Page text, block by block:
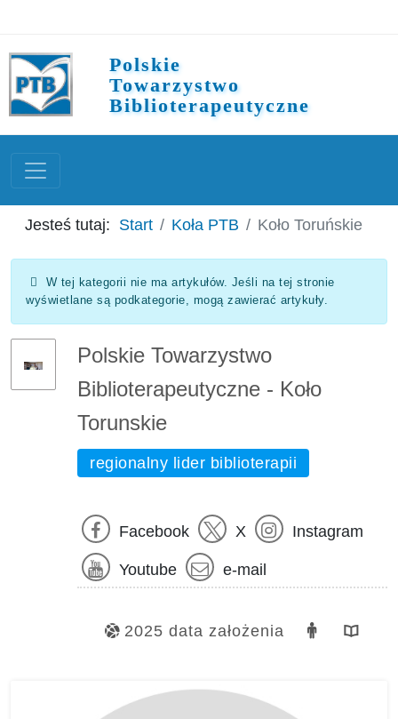
Polskie
Towarzystwo
Biblioterapeutyczne
Jesteś tutaj: Start Koła PTB Koło Toruńskie
Informacja
W tej kategorii nie ma artykułów. Jeśli na tej stronie
wyświetlane są podkategorie, mogą zawierać artykuły.
Polskie Towarzystwo
Biblioterapeutyczne - Koło
Torunskie
regionalny lider biblioterapii
Facebook X Instagram
Youtube e-mail
2025 data założenia